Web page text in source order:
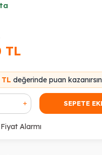
TL
TL değerinde puan
SEPETE
Alarmı